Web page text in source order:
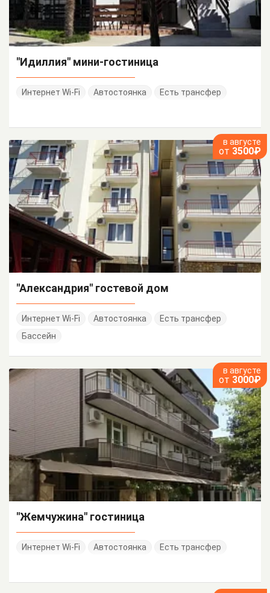
"Идиллия" мини-гостиница
Интернет Wi-Fi Автостоянка Есть трансфер
в августе
от 3500₽
"Александрия" гостевой дом
Интернет Wi-Fi Автостоянка
Есть трансфер
Бассейн
в августе
от 3000₽
"Жемчужина" гостиница
Интернет Wi-Fi Автостоянка Есть трансфер